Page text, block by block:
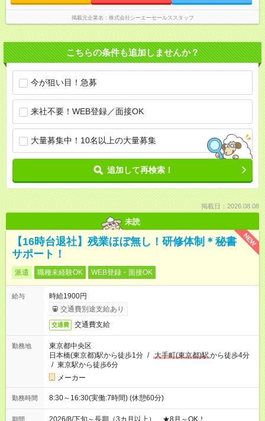
掲載元企業名 株式会社シーエーセールススタッフ
こちらの条件も追加しませんか？
今が狙い目！急募
来社不要！WEB登録／面接OK
大量募集中！10名以上の大量募集
追加して再検索！
掲載日：2026.08.08
未読
NEW
【16時台退社】残業ほぼ無し！研修体制＊秘書
サポート！
派遣 職種未経験OK WEB登録・面接OK
給与
時給1900円
交通費別途支給あり
交通費 交通費支給
勤務地
東京都中央区
日本橋(東京都)駅から徒歩1分 / 大手町(東京都)駅から徒歩4分
/ 東京駅から徒歩6分
メーカー
勤務時間 8:30～16:30(実働:7時間) (休憩60分)
期間 2026/8/下旬～長期（3カ月以上） ★8月～OK！